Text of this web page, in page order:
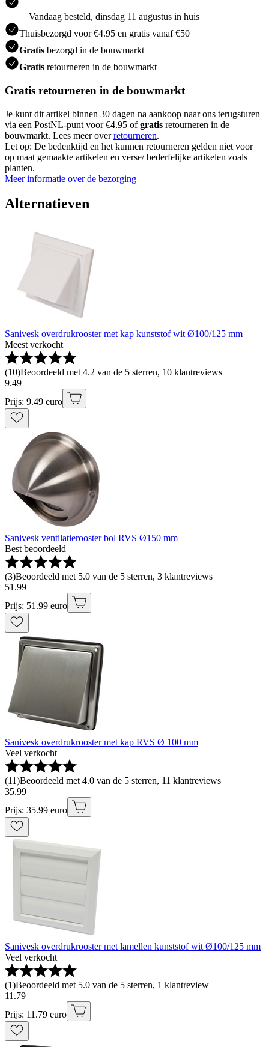
Vandaag besteld, dinsdag 11 augustus in huis
Thuisbezorgd voor €4.95 en gratis vanaf €50
Gratis bezorgd in de bouwmarkt
Gratis retourneren in de bouwmarkt
Gratis retourneren in de bouwmarkt
Je kunt dit artikel binnen 30 dagen na aankoop naar ons terugsturen
via een PostNL-punt voor €4.95 ofgratis retourneren in de
bouwmarkt. Lees meer overretourneren.
Let op: De bedenktijd en het kunnen retourneren gelden niet voor
op maat gemaakte artikelen en verse/ bederfelijke artikelen zoals
planten.
Meer informatie over de bezorging
Alternatieven
Sanivesk overdrukrooster met kap kunststof wit Ø100/125 mm
Meest verkocht
(10)Beoordeeld met 4.2 van de 5 sterren, 10 klantreviews
9.49
Prijs: 9.49 euro
Sanivesk ventilatierooster bol RVS Ø150 mm
Best beoordeeld
(3)Beoordeeld met 5.0 van de 5 sterren, 3 klantreviews
51 .99
Prijs: 51.99 euro
Sanivesk overdrukrooster met kap RVS Ø 100 mm
Veel verkocht
(11)Beoordeeld met 4.0 van de 5 sterren, 11 klantreviews
35.99
Prijs: 35.99 euro
Sanivesk overdrukrooster met lamellen kunststof wit Ø100/125 mm
Veel verkocht
(1)Beoordeeld met 5.0 van de 5 sterren, 1 klantreview
11 .79
Prijs: 11.79 euro